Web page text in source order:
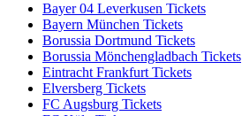
Bayer 04 Leverkusen Tickets
Bayern München Tickets
Borussia Dortmund Tickets
Borussia Mönchengladbach Tickets
Eintracht Frankfurt Tickets
Elversberg Tickets
FC Augsburg Tickets